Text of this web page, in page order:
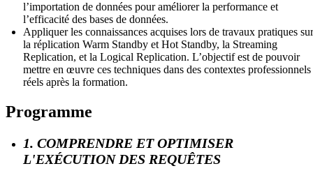
l’importation de données pour améliorer la performance et
l’efficacité des bases de données.
Appliquer les connaissances acquises lors de travaux pratiques sur
la réplication Warm Standby et Hot Standby, la Streaming
Replication, et la Logical Replication. L’objectif est de pouvoir
mettre en œuvre ces techniques dans des contextes professionnels
réels après la formation.
Programme
1. COMPRENDRE ET OPTIMISER
L'EXÉCUTION DES REQUÊTES